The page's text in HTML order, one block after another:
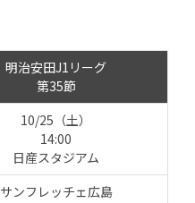
明治安田J1リーグ
第35節
10/25（土）
14:00
日産スタジアム
サンフレッチェ広島